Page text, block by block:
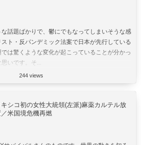
話題ばかりで、鬱にでもなってしまいそうな感
ト・反パンデミック法案で日本が先行している
は驚くような変化が起こっていることが分かっ
いです。そ...
244 views
キシコ初の女性大統領(左派)麻薬カルテル放
米国境危機再燃